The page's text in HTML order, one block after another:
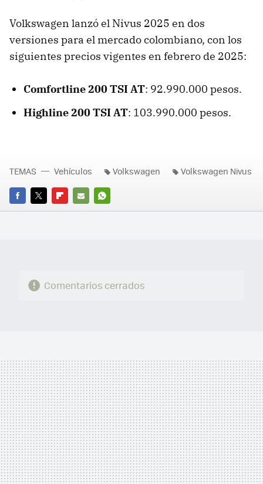
Volkswagen lanzó el Nivus 2025 en dos
versiones para el mercado colombiano, con los
siguientes precios vigentes en febrero de 2025:
Comfortline 200 TSI AT: 92.990.000 pesos.
Highline 200 TSI AT: 103.990.000 pesos.
FACEBOOK
TWITTERFLIPBOARD
E-
WHATSAPP
TEMAS Vehículos Volkswagen Volkswagen Nivus
Comentarios cerrados